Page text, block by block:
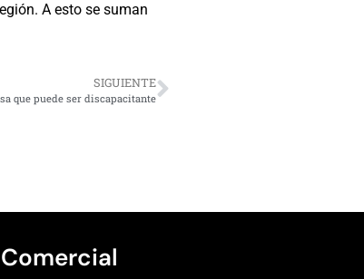
A esto se suman
SIGUIENTE
que puede ser discapacitante